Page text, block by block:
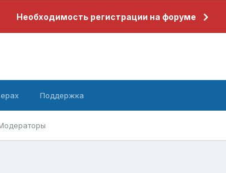
Необходимость регистрации на форуме
Поддержка